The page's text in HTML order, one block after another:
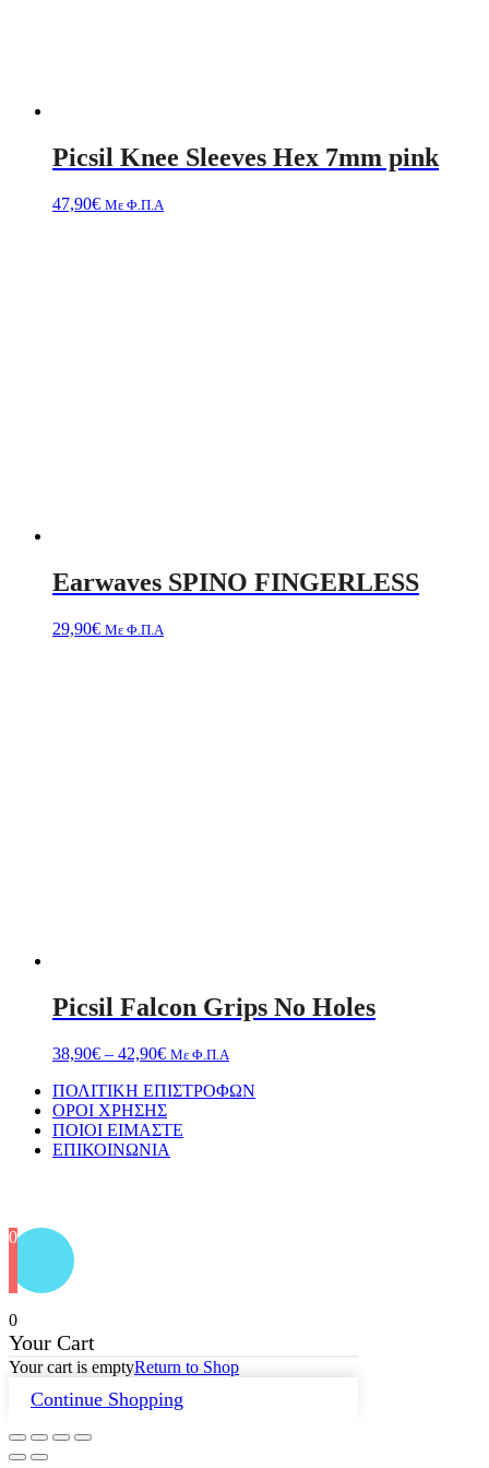
Picsil Knee Sleeves Hex 7mm pink
47,90€ Με Φ.Π.Α
Earwaves SPINO FINGERLESS
29,90€ Με Φ.Π.Α
Picsil Falcon Grips No Holes
38,90€ – 42,90€Price
38,90€
through
42,90€
Με Φ.Π.Α
ΠΟΛΙΤΙΚΗ ΕΠΙΣΤΡΟΦΩΝ
ΟΡΟΙ ΧΡΗΣΗΣ
ΠΟΙΟΙ ΕΙΜΑΣΤΕ
ΕΠΙΚΟΙΝΩΝΙΑ
0
0
Your Cart
Your cart is emptyReturn to Shop
Continue Shopping